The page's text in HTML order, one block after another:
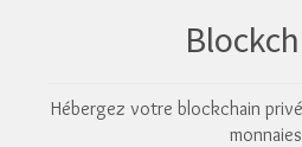
Hébergez votre blockchain
monnaies